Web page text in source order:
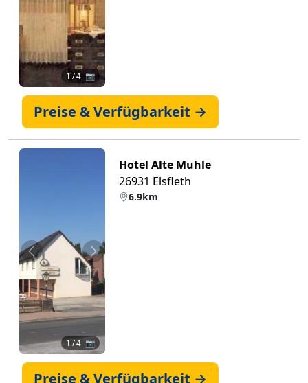
1/ 4 📷
Preise & Verfügbarkeit →
Zurück Weiter
1 / 4 📷
Hotel Alte Muhle
26931 Elsfleth
6.9km
Preise & Verfügbarkeit →